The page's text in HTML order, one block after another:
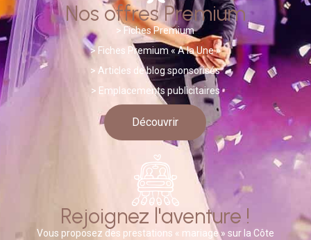
Nos offres Premium
> Fiches Premium
> Fiches Premium « A la Une »
>Articles de blog sponsorisés
> Emplacements publicitaires
Découvrir
Rejoignez l'aventure !
Vous proposez des prestations « mariage » sur la Côte